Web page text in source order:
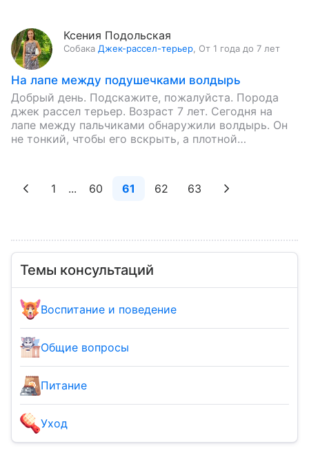
Ксения Подольская
Собака Джек-рассел-терьер От 1 года до 7 лет
На лапе между подушечками волдырь
Добрый день. Подскажите, пожалуйста. Порода
джек рассел терьер. Возраст 7 лет. Сегодня на
лапе между пальчиками обнаружили волдырь. Он
не тонкий, чтобы его вскрыть, а плотной
1 ... 60 61 62 63
Темы консультаций
Воспитание и поведение
Общие вопросы
Питание
Уход